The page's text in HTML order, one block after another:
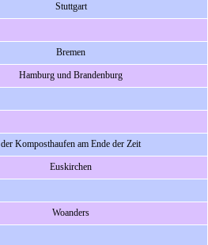
Stuttgart
Bremen
Hamburg und Brandenburg
der Komposthaufen am Ende der Zeit
Euskirchen
Woanders